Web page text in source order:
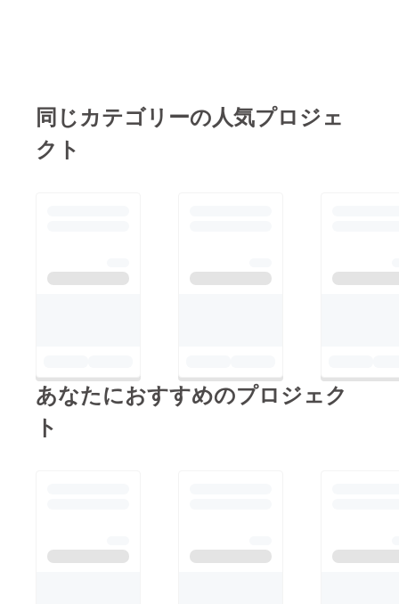
同じカテゴリーの人気プロジェ
クト
あなたにおすすめのプロジェク
ト